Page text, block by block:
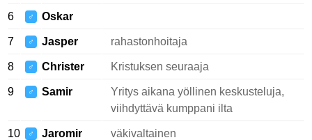
6 ♂ Oskar
7 ♂ Jasper rahastonhoitaja
8 ♂ Christer Kristuksen seuraaja
9 ♂ Samir
Yritys aikana yöllinen keskusteluja,
viihdyttävä kumppani ilta
10 ♂ Jaromir väkivaltainen